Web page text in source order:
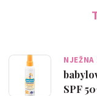
NJEŽNA
SPF